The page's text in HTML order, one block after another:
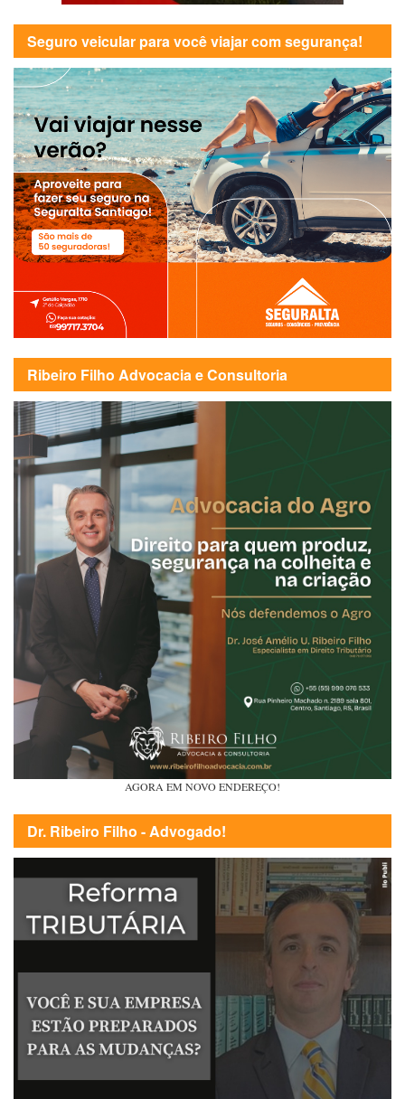
Seguro veicular para você viajar com segurança!
Ribeiro Filho Advocacia e Consultoria
AGORA EM NOVO ENDEREÇO!
Dr. Ribeiro Filho - Advogado!